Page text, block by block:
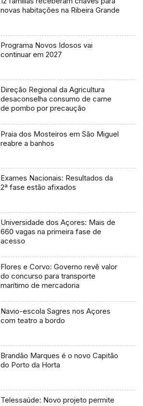
novas habitações na Ribeira Grande
Programa Novos Idosos vai
continuar em 2027
Direção Regional da Agricultura
desaconselha consumo de carne
de pombo por precaução
Praia dos Mosteiros em São Miguel
reabre a banhos
Exames Nacionais: Resultados da
2ª fase estão afixados
Universidade dos Açores: Mais de
660 vagas na primeira fase de
acesso
Flores e Corvo: Governo revê valor
do concurso para transporte
marítimo de mercadoria
Navio-escola Sagres nos Açores
com teatro a bordo
Brandão Marques é o novo Capitão
do Porto da Horta
Telessaúde: Novo projeto permite